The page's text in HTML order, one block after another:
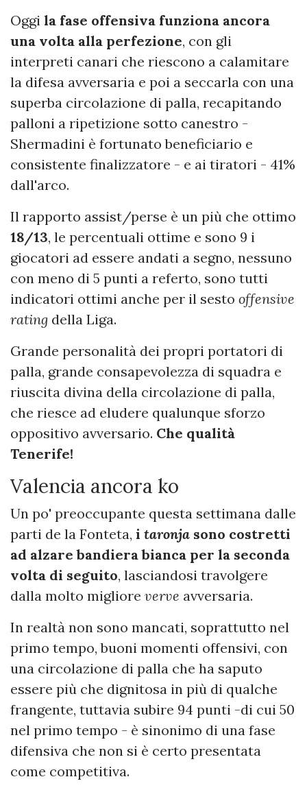
Oggi la fase offensiva funziona ancora
una volta alla perfezione, con gli
interpreti canari che riescono a calamitare
la difesa avversaria e poi a seccarla con una
superba circolazione di palla, recapitando
palloni a ripetizione sotto canestro -
Shermadini è fortunato beneficiario e
consistente finalizzatore - e ai tiratori - 41%
dall'arco.
Il rapporto assist/perse è un più che ottimo
18/13, le percentuali ottime e sono 9 i
giocatori ad essere andati a segno, nessuno
con meno di 5 punti a referto, sono tutti
indicatori ottimi anche per il sesto offensive
rating della Liga.
Grande personalità dei propri portatori di
palla, grande consapevolezza di squadra e
riuscita divina della circolazione di palla,
che riesce ad eludere qualunque sforzo
oppositivo avversario. Che qualità
Tenerife!
Valencia ancora ko
Un po' preoccupante questa settimana dalle
parti de la Fonteta, i taronja sono costretti
ad alzare bandiera bianca per la seconda
volta di seguito, lasciandosi travolgere
dalla molto migliore verve avversaria.
In realtà non sono mancati, soprattutto nel
primo tempo, buoni momenti offensivi, con
una circolazione di palla che ha saputo
essere più che dignitosa in più di qualche
frangente, tuttavia subire 94 punti -di cui 50
nel primo tempo - è sinonimo di una fase
difensiva che non si è certo presentata
come competitiva.